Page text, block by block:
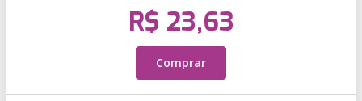
R$ 23,63
Comprar